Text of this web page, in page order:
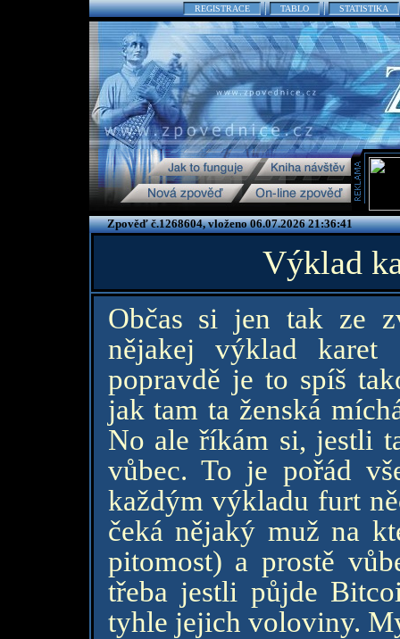
REGISTRACE TABLO STATISTIKA
Zpověď č.1268604, vloženo 06.07.2026 21:36:41
Výklad
Občas si jen tak ze
nějakej výklad
popravdě je to spíš
jak tam ta ženská
No ale říkám si, jestli
vůbec. To je pořád
každým výkladu furt
čeká nějaký muž na
pitomost) a prostě
třeba jestli půjde
tyhle jejich voloviny.